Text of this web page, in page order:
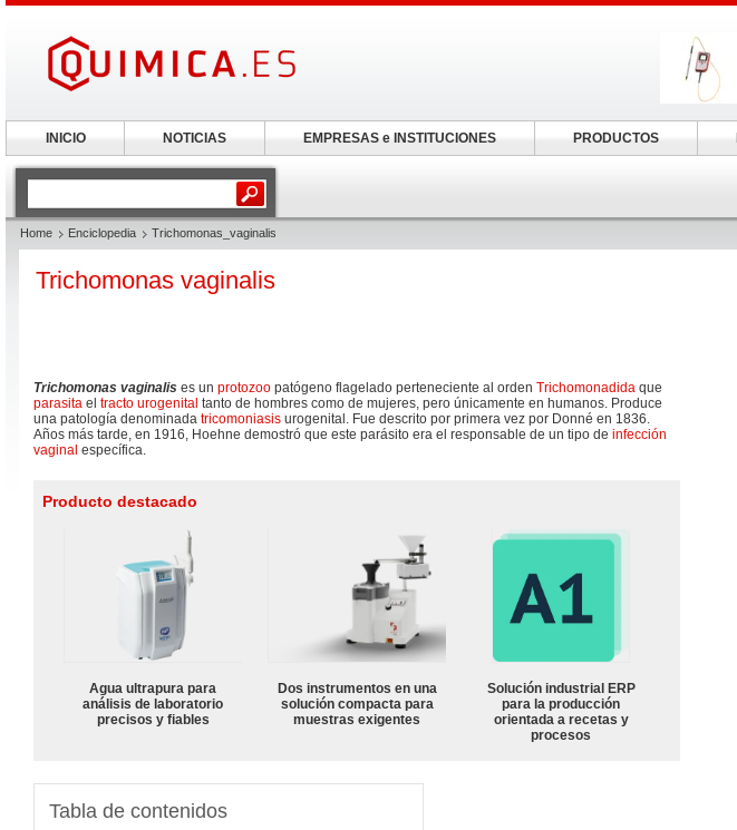
Home Enciclopedia Trichomonas_vaginalis
Trichomonas vaginalis
Trichomonas vaginalis es un protozoo patógeno flagelado perteneciente al orden Trichomonadida que
parasita el tracto urogenital tanto de hombres como de mujeres, pero únicamente en humanos. Produce
una patología denominada tricomoniasis urogenital. Fue descrito por primera vez por Donné en 1836.
Años más tarde, en 1916, Hoehne demostró que este parásito era el responsable de un tipo de infección
vaginal específica.
Producto destacado
Agua ultrapura para
análisis de laboratorio
precisos y fiables
Dos instrumentos en una
solución compacta para
muestras exigentes
Solución industrial ERP
para la producción
orientada a recetas y
procesos
Tabla de contenidos
INICIO NOTICIAS EMPRESAS e INSTITUCIONES PRODUCTOS